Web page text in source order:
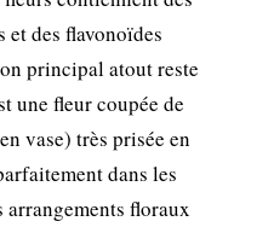
des flavonoïdes
principal atout reste
une fleur coupée de
vase) très prisée en
dans les
arrangements floraux